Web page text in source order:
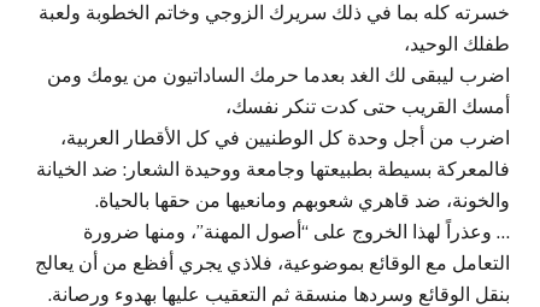
خسرته كله بما في ذلك سريرك الزوجي وخاتم الخطوبة ولعبة
طفلك الوحيد،
اضرب ليبقى لك الغد بعدما حرمك الساداتيون من يومك ومن
أمسك القريب حتى كدت تنكر نفسك،
اضرب من أجل وحدة كل الوطنيين في كل الأقطار العربية،
فالمعركة بسيطة بطبيعتها وجامعة ووحيدة الشعار: ضد الخيانة
والخونة، ضد قاهري شعوبهم ومانعيها من حقها بالحياة.
… وعذراً لهذا الخروج على “أصول المهنة”، ومنها ضرورة
التعامل مع الوقائع بموضوعية، فلاذي يجري أفظع من أن يعالج
بنقل الوقائع وسردها منسقة ثم التعقيب عليها بهدوء ورصانة.